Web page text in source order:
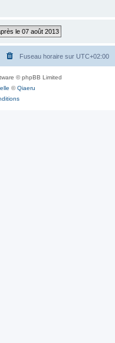
Fuseau horaire sur UTC+02:00
© phpBB Limited
©Qiaeru